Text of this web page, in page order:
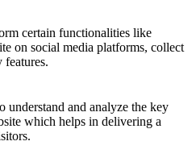
certain functionalities like
on social media platforms, collect
features.
understand and analyze the key
which helps in delivering a